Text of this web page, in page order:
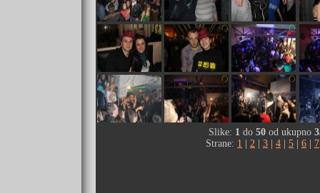
Slike: 1 do 50 od ukupno
Strane: 1 2 3 4 5 6 7